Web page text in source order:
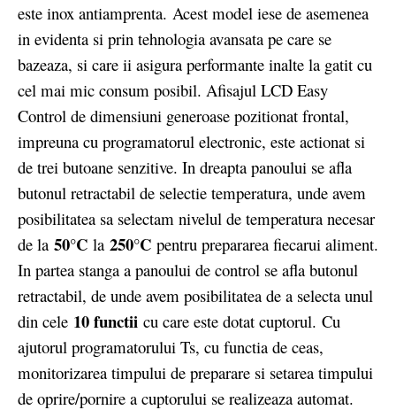
este inox antiamprenta. Acest model iese de asemenea
in evidenta si prin tehnologia avansata pe care se
bazeaza, si care ii asigura performante inalte la gatit cu
cel mai mic consum posibil. Afisajul LCD Easy
Control de dimensiuni generoase pozitionat frontal,
impreuna cu programatorul electronic, este actionat si
de trei butoane senzitive. In dreapta panoului se afla
butonul retractabil de selectie temperatura, unde avem
posibilitatea sa selectam nivelul de temperatura necesar
de la 50°C la 250°C pentru prepararea fiecarui aliment.
In partea stanga a panoului de control se afla butonul
retractabil, de unde avem posibilitatea de a selecta unul
din cele 10 functii cu care este dotat cuptorul. Cu
ajutorul programatorului Ts, cu functia de ceas,
monitorizarea timpului de preparare si setarea timpului
de oprire/pornire a cuptorului se realizeaza automat.